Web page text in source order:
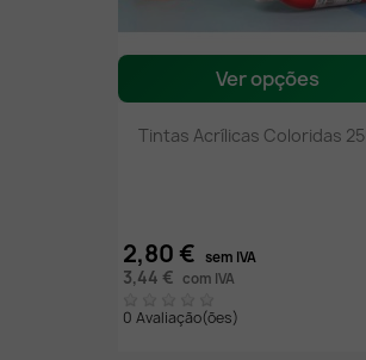
Ver opções
Tintas Acrílicas Coloridas
2,80 € sem IVA
3,44 € com IVA
0 Avaliação(ões)